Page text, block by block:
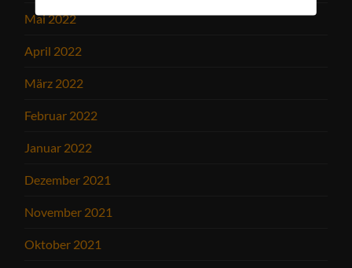
Mai 2022
April 2022
März 2022
Februar 2022
Januar 2022
Dezember 2021
November 2021
Oktober 2021